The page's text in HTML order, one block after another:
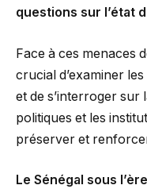
questions sur l’état
Face à ces menaces
crucial d’examiner
et de s’interroger sur
politiques et les
préserver et
Le Sénégal sous